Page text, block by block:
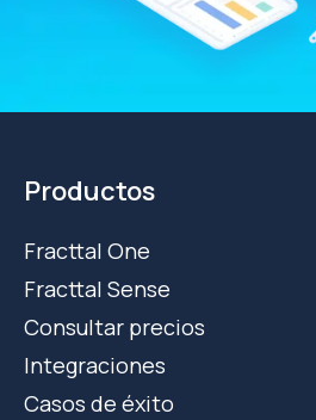
Productos
Fracttal One
Fracttal Sense
Consultar precios
Integraciones
Casos de éxito